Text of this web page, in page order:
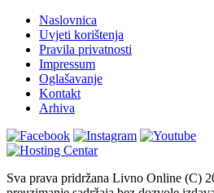
Naslovnica
Uvjeti korištenja
Pravila privatnosti
Impressum
Oglašavanje
Kontakt
Arhiva
Sva prava pridržana Livno Online (C)